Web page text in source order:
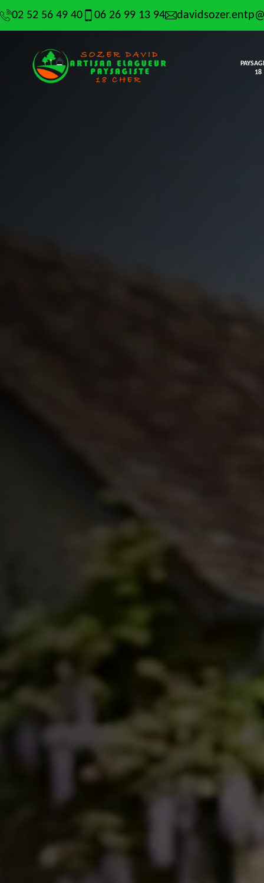
02 52 56 49 40 06 26 99 13 94
18